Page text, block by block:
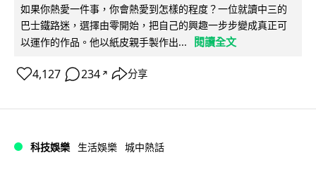
如果你熱愛一件事，你會熱愛到怎樣的程度？一位就讀中三的
巴士鐵路迷，選擇由零開始，把自己的興趣一步步變成真正可
以運作的作品。他以紙皮親手製作出...
閱讀全文
4,127 234 ↗ 分享
科技娛樂 生活娛樂 城中熱話